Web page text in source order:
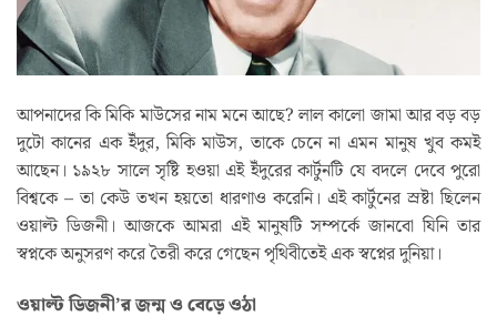
আপনাদের কি মিকি মাউসের নাম মনে আছে? লাল কালো জামা আর বড় বড়
দুটো কানের এক ইঁদুর, মিকি মাউস, তাকে চেনে না এমন মানুষ খুব কমই
আছেন। ১৯২৮ সালে সৃষ্টি হওয়া এই ইঁদুরের কার্টুনটি যে বদলে দেবে পুরো
বিশ্বকে – তা কেউ তখন হয়তো ধারণাও করেনি। এই কার্টুনের স্রষ্টা ছিলেন
ওয়াল্ট ডিজনী। আজকে আমরা এই মানুষটি সম্পর্কে জানবো যিনি তার
স্বপ্নকে অনুসরণ করে তৈরী করে গেছেন পৃথিবীতেই এক স্বপ্নের দুনিয়া।
ওয়াল্ট ডিজনী’র জন্ম ও বেড়ে ওঠা